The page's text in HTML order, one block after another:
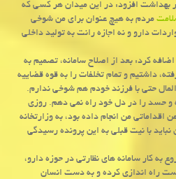
بهداشت افزود: در این میدان هر كسی كه
مردم به هیچ عنوان برای من شوخی
دارو و نه اجازه رانت به تولید داخلی
كرد: بعد از اصلاح سامانه، تصمیم به
داشتیم و تمام تخلفات را به قوه قضاییه
حتی با فرزند خودم هم شوخی ندارم.
و حسد را در دل خود راه نمی دهم. روزی
من انجام داده بود، به وزارتخانه
با نیت قبلی به این پرونده رسیدگی
كار سامانه های نظارتی در حوزه دارو،
راه اندازی كرده و به دست انسان